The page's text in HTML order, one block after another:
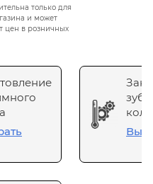
только для
и может
цен в розничных